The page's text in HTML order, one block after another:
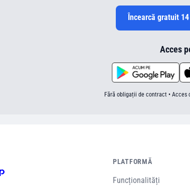
Încearcă gratuit
Acces
Fără obligații de contract •
PLATFORMĂ
Funcționalități